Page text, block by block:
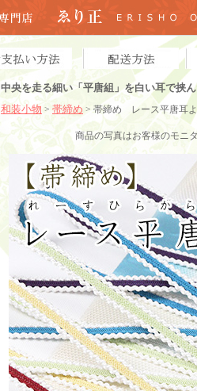
中央を走る細い「平唐組」を白い耳で挟
和装小物 > 帯締め > 帯締め レース平唐耳
商品の写真はお客様のモニ